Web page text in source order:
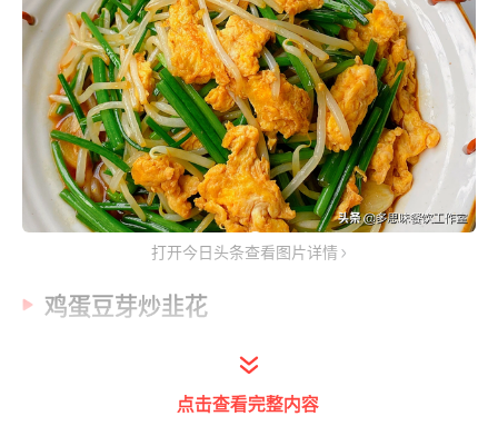
打开今日头条查看图片详情
鸡蛋豆芽炒韭花
点击查看完整内容